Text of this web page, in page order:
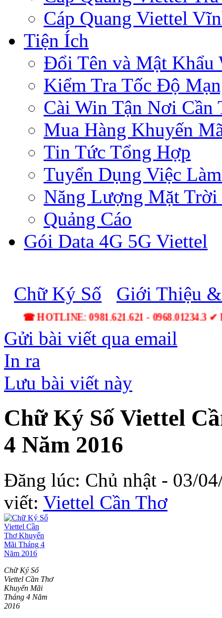
Cáp Quang Viettel
Tiện Ích
Đổi Tên và Mật Khẩu
Kiểm Tra Tốc Độ
Cài Win Tận Nơi Cần
Mua Hàng Khuyến
Tin Tức Tổng Hợp
Tuyển Dụng Việc
Năng Lượng Mặt
Quảng Cáo
Gói Data 4G 5G Viettel
Chữ Ký Số Giới Thiệu
☎ HOTLINE: 0981.621.621 - 0968.01234.3
Gửi bài viết qua email
In ra
Lưu bài viết này
Chữ Ký Số Viettel
4 Năm 2016
Đăng lúc: Chủ nhật - 03/
viết: Viettel Cần Thơ
Chữ Ký Số
Viettel Cần Thơ
Khuyến Mãi
Tháng 4 Năm
2016